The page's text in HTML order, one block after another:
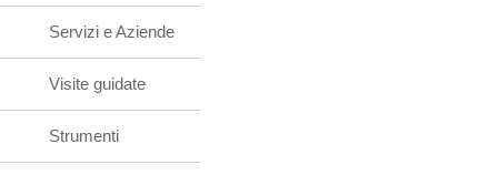
Servizi e Aziende
Visite guidate
Strumenti